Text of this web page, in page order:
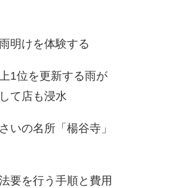
明けを体験する
1位を更新する雨が
て店も浸水
いの名所「楊谷寺」
要を行う手順と費用